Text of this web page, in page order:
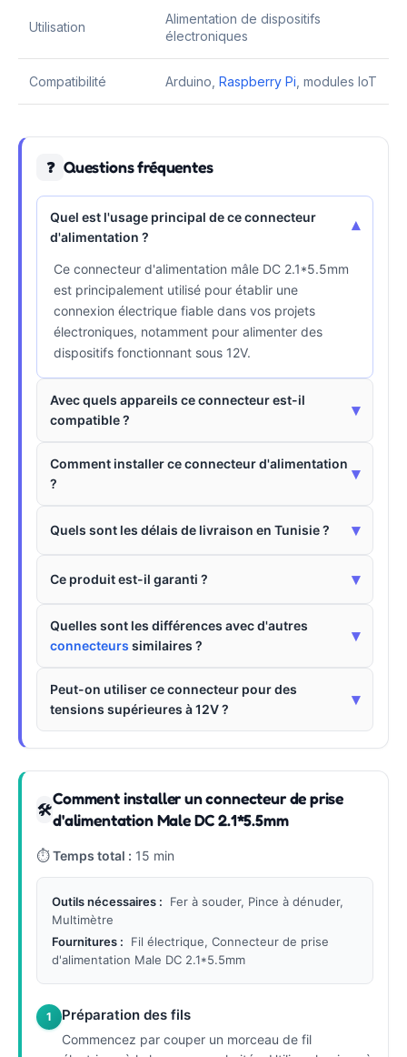
Utilisation
Alimentation de dispositifs
électroniques
Compatibilité Arduino, Raspberry Pi , modules IoT
❓ Questions fréquentes
Quel est l'usage principal de ce connecteur
d'alimentation ?
▾
Ce connecteur d'alimentation mâle DC 2.1*5.5mm
est principalement utilisé pour établir une
connexion électrique fiable dans vos projets
électroniques, notamment pour alimenter des
dispositifs fonctionnant sous 12V.
Avec quels appareils ce connecteur est-il
compatible ?
▾
Comment installer ce connecteur d'alimentation
?
▾
Quels sont les délais de livraison en Tunisie ? ▾
Ce produit est-il garanti ? ▾
Quelles sont les différences avec d'autres
connecteurs similaires ?
▾
Peut-on utiliser ce connecteur pour des
tensions supérieures à 12V ?
▾
🛠
Comment installer un connecteur de prise
d'alimentation Male DC 2.1*5.5mm
⏱Temps total : 15 min
Outils nécessaires :
Fer à souder, Pince à dénuder,
Multimètre
Fournitures :
Fil électrique, Connecteur de prise
d'alimentation Male DC 2.1*5.5mm
1 Préparation des fils
Commencez par couper un morceau de fil